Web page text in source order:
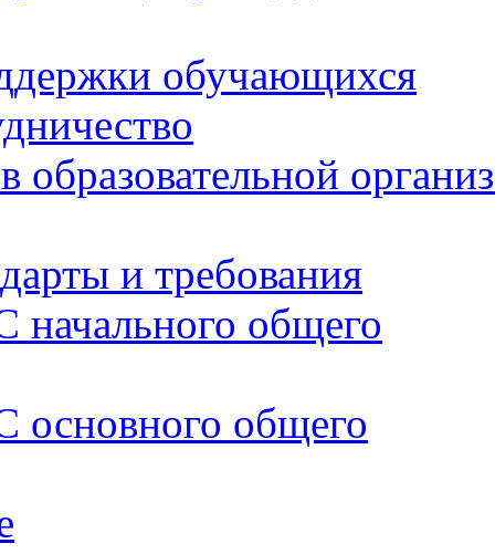
обучающихся
образовательной
и требования
общего
общего